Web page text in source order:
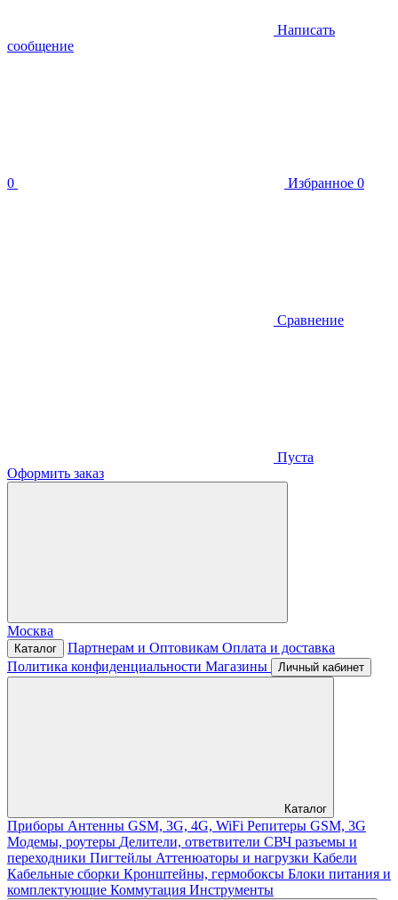
Написать
сообщение
0 Избранное 0
Сравнение
Пуста
Оформить заказ
Москва
Каталог Партнерам и Оптовикам Оплата и доставка
Политика конфиденциальности Магазины Личный кабинет
Каталог
Приборы Антенны GSM, 3G, 4G, WiFi Репитеры GSM, 3G
Модемы, роутеры Делители, ответвители СВЧ разъемы и
переходники Пигтейлы Аттенюаторы и нагрузки Кабели
Кабельные сборки Кронштейны, гермобоксы Блоки питания и
комплектующие Коммутация Инструменты